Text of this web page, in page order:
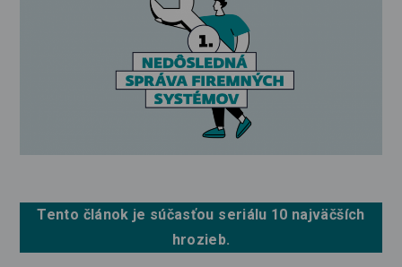
Tento článok je súčasťou seriálu 10 najväčších
hrozieb.